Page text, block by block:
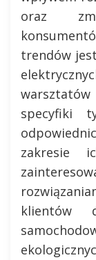
oraz
trendów
warsztatów
specyfiki
zakresie
klientów